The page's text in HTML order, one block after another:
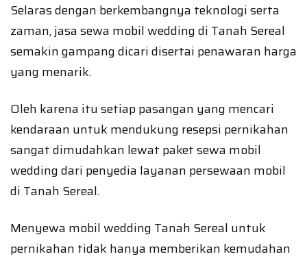
Selaras dengan berkembangnya teknologi serta
zaman, jasa sewa mobil wedding di Tanah Sereal
semakin gampang dicari disertai penawaran harga
yang menarik.
Oleh karena itu setiap pasangan yang mencari
kendaraan untuk mendukung resepsi pernikahan
sangat dimudahkan lewat paket sewa mobil
wedding dari penyedia layanan persewaan mobil
di Tanah Sereal.
Menyewa mobil wedding Tanah Sereal untuk
pernikahan tidak hanya memberikan kemudahan